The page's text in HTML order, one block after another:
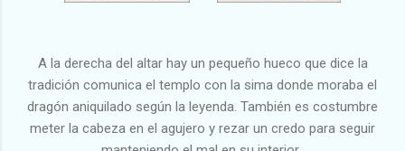
A la derecha del altar hay un pequeño hueco que dice la
tradición comunica el templo con la sima donde moraba el
dragón aniquilado según la leyenda. También es costumbre
meter la cabeza en el agujero y rezar un credo para seguir